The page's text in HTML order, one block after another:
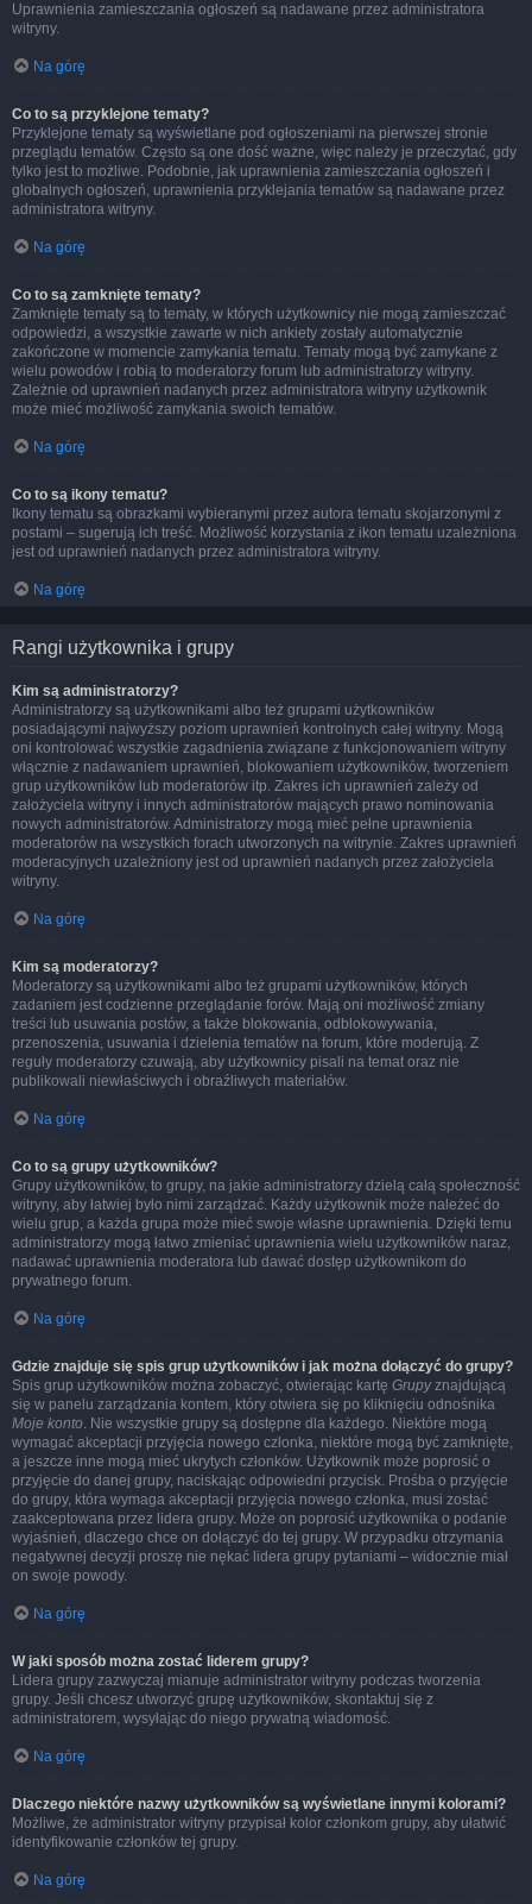
Uprawnienia zamieszczania ogłoszeń są nadawane przez administratora
witryny.
Na górę
Co to są przyklejone tematy?
Przyklejone tematy są wyświetlane pod ogłoszeniami na pierwszej stronie
przeglądu tematów. Często są one dość ważne, więc należy je przeczytać, gdy
tylko jest to możliwe. Podobnie, jak uprawnienia zamieszczania ogłoszeń i
globalnych ogłoszeń, uprawnienia przyklejania tematów są nadawane przez
administratora witryny.
Na górę
Co to są zamknięte tematy?
Zamknięte tematy są to tematy, w których użytkownicy nie mogą zamieszczać
odpowiedzi, a wszystkie zawarte w nich ankiety zostały automatycznie
zakończone w momencie zamykania tematu. Tematy mogą być zamykane z
wielu powodów i robią to moderatorzy forum lub administratorzy witryny.
Zależnie od uprawnień nadanych przez administratora witryny użytkownik
może mieć możliwość zamykania swoich tematów.
Na górę
Co to są ikony tematu?
Ikony tematu są obrazkami wybieranymi przez autora tematu skojarzonymi z
postami – sugerują ich treść. Możliwość korzystania z ikon tematu uzależniona
jest od uprawnień nadanych przez administratora witryny.
Na górę
Rangi użytkownika i grupy
Kim są administratorzy?
Administratorzy są użytkownikami albo też grupami użytkowników
posiadającymi najwyższy poziom uprawnień kontrolnych całej witryny. Mogą
oni kontrolować wszystkie zagadnienia związane z funkcjonowaniem witryny
włącznie z nadawaniem uprawnień, blokowaniem użytkowników, tworzeniem
grup użytkowników lub moderatorów itp. Zakres ich uprawnień zależy od
założyciela witryny i innych administratorów mających prawo nominowania
nowych administratorów. Administratorzy mogą mieć pełne uprawnienia
moderatorów na wszystkich forach utworzonych na witrynie. Zakres uprawnień
moderacyjnych uzależniony jest od uprawnień nadanych przez założyciela
witryny.
Na górę
Kim są moderatorzy?
Moderatorzy są użytkownikami albo też grupami użytkowników, których
zadaniem jest codzienne przeglądanie forów. Mają oni możliwość zmiany
treści lub usuwania postów, a także blokowania, odblokowywania,
przenoszenia, usuwania i dzielenia tematów na forum, które moderują. Z
reguły moderatorzy czuwają, aby użytkownicy pisali na temat oraz nie
publikowali niewłaściwych i obraźliwych materiałów.
Na górę
Co to są grupy użytkowników?
Grupy użytkowników, to grupy, na jakie administratorzy dzielą całą społeczność
witryny, aby łatwiej było nimi zarządzać. Każdy użytkownik może należeć do
wielu grup, a każda grupa może mieć swoje własne uprawnienia. Dzięki temu
administratorzy mogą łatwo zmieniać uprawnienia wielu użytkowników naraz,
nadawać uprawnienia moderatora lub dawać dostęp użytkownikom do
prywatnego forum.
Na górę
Gdzie znajduje się spis grup użytkowników i jak można dołączyć do grupy?
Spis grup użytkowników można zobaczyć, otwierając kartę Grupyznajdującą
się w panelu zarządzania kontem, który otwiera się po kliknięciu odnośnika
Moje konto. Nie wszystkie grupy są dostępne dla każdego. Niektóre mogą
wymagać akceptacji przyjęcia nowego członka, niektóre mogą być zamknięte,
a jeszcze inne mogą mieć ukrytych członków. Użytkownik może poprosić o
przyjęcie do danej grupy, naciskając odpowiedni przycisk. Prośba o przyjęcie
do grupy, która wymaga akceptacji przyjęcia nowego członka, musi zostać
zaakceptowana przez lidera grupy. Może on poprosić użytkownika o podanie
wyjaśnień, dlaczego chce on dołączyć do tej grupy. W przypadku otrzymania
negatywnej decyzji proszę nie nękać lidera grupy pytaniami – widocznie miał
on swoje powody.
Na górę
W jaki sposób można zostać liderem grupy?
Lidera grupy zazwyczaj mianuje administrator witryny podczas tworzenia
grupy. Jeśli chcesz utworzyć grupę użytkowników, skontaktuj się z
administratorem, wysyłając do niego prywatną wiadomość.
Na górę
Dlaczego niektóre nazwy użytkowników są wyświetlane innymi kolorami?
Możliwe, że administrator witryny przypisał kolor członkom grupy, aby ułatwić
identyfikowanie członków tej grupy.
Na górę